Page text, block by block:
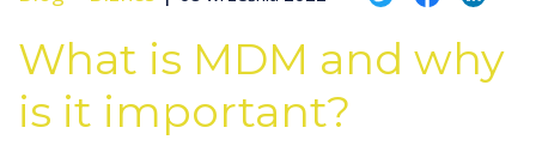
What is MDM and why
is it important?